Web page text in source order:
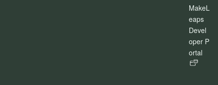
MakeL
eaps
Devel
oper P
ortal